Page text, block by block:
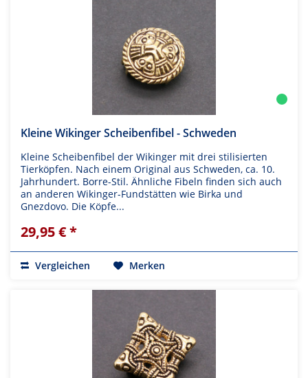
Kleine Wikinger Scheibenfibel - Schweden
Kleine Scheibenfibel der Wikinger mit drei stilisierten
Tierköpfen. Nach einem Original aus Schweden, ca. 10.
Jahrhundert. Borre-Stil. Ähnliche Fibeln finden sich auch
an anderen Wikinger-Fundstätten wie Birka und
Gnezdovo. Die Köpfe...
29,95 € *
Vergleichen Merken